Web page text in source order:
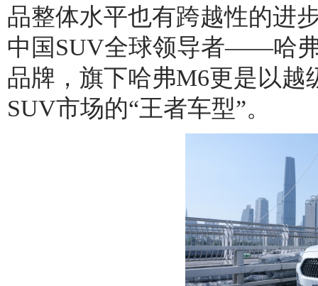
品整体水平也有跨越性的进
中国SUV全球领导者——哈
品牌，旗下哈弗M6更是以越
SUV市场的“王者车型”。